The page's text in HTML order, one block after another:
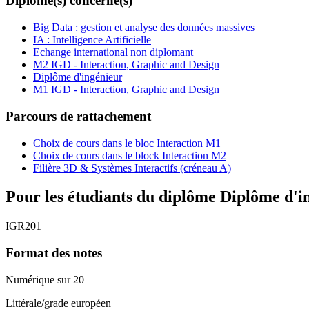
Big Data : gestion et analyse des données massives
IA : Intelligence Artificielle
Echange international non diplomant
M2 IGD - Interaction, Graphic and Design
Diplôme d'ingénieur
M1 IGD - Interaction, Graphic and Design
Parcours de rattachement
Choix de cours dans le bloc Interaction M1
Choix de cours dans le block Interaction M2
Filière 3D & Systèmes Interactifs (créneau A)
Pour les étudiants du diplôme Diplôme
IGR201
Format des notes
Numérique sur 20
Littérale/grade européen